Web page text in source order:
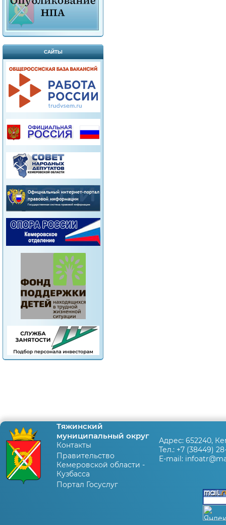
САЙТЫ
Тяжинский
муниципальный округ
Контакты
Правительство
Кемеровской области -
Кузбасса
Портал Госуслуг
Адрес: 652240,
Тел.: +7 (38449)
E-mail: